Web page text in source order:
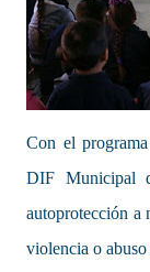
Con el
DIF Municipal
autoprotección a
violencia o abuso